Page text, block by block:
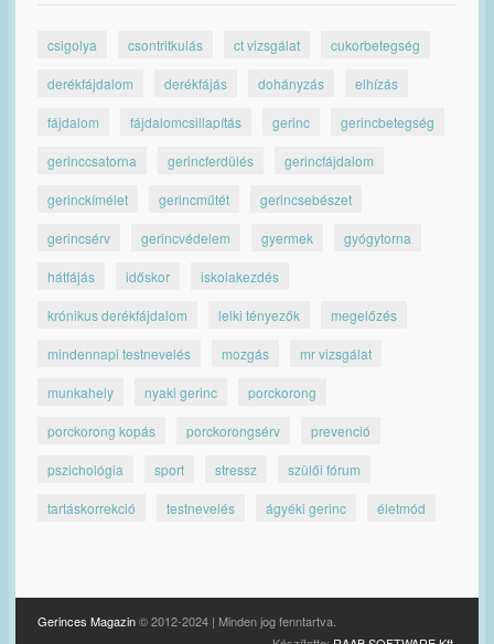
csigolya csontritkulás ct vizsgálat cukorbetegség
derékfájdalom derékfájás dohányzás elhízás
fájdalom fájdalomcsillapítás gerinc gerincbetegség
gerinccsatorna gerincferdülés gerincfájdalom
gerinckímélet gerincműtét gerincsebészet
gerincsérv gerincvédelem gyermek gyógytorna
hátfájás időskor iskolakezdés
krónikus derékfájdalom lelki tényezők megelőzés
mindennapi testnevelés mozgás mr vizsgálat
munkahely nyaki gerinc porckorong
porckorong kopás porckorongsérv prevenció
pszichológia sport stressz szülői fórum
tartáskorrekció testnevelés ágyéki gerinc életmód
Gerinces Magazin© 2012-2024 | Minden jog fenntartva.